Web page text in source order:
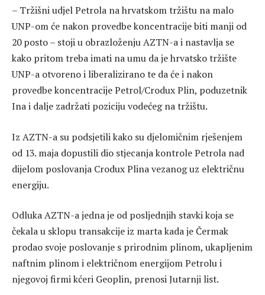
– Tržišni udjel Petrola na hrvatskom tržištu na malo
UNP-om će nakon provedbe koncentracije biti manji od
20 posto – stoji u obrazloženju AZTN-a i nastavlja se
kako pritom treba imati na umu da je hrvatsko tržište
UNP-a otvoreno i liberalizirano te da će i nakon
provedbe koncentracije Petrol/Crodux Plin, poduzetnik
Ina i dalje zadržati poziciju vodećeg na tržištu.
Iz AZTN-a su podsjetili kako su djelomičnim rješenjem
od 13. maja dopustili dio stjecanja kontrole Petrola nad
dijelom poslovanja Crodux Plina vezanog uz električnu
energiju.
Odluka AZTN-a jedna je od posljednjih stavki koja se
čekala u sklopu transakcije iz marta kada je Čermak
prodao svoje poslovanje s prirodnim plinom, ukapljenim
naftnim plinom i električnom energijom Petrolu i
njegovoj firmi kćeri Geoplin, prenosi Jutarnji list.